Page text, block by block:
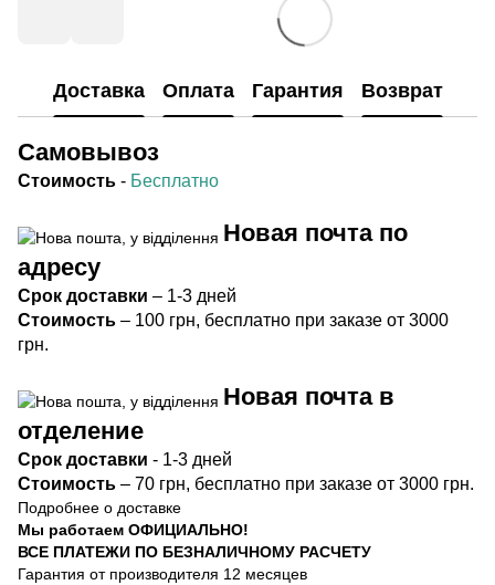
Доставка Оплата Гарантия Возврат
Самовывоз
Стоимость - Бесплатно
Новая почта по
адресу
Срок доставки – 1-3 дней
Стоимость – 100 грн, бесплатно при заказе от 3000
грн.
Новая почта в
отделение
Срок доставки - 1-3 дней
Стоимость – 70 грн, бесплатно при заказе от 3000 грн.
Подробнее о доставке
Мы работаем ОФИЦИАЛЬНО!
ВСЕ ПЛАТЕЖИ ПО БЕЗНАЛИЧНОМУ РАСЧЕТУ
Гарантия от производителя 12 месяцев